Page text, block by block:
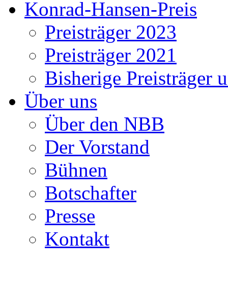
Konrad-Hansen-Preis
Preisträger 2023
Preisträger 2021
Bisherige Preisträger
Über uns
Über den NBB
Der Vorstand
Bühnen
Botschafter
Presse
Kontakt